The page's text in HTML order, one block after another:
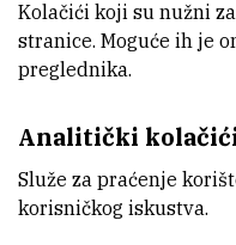
Ocjenski radovi i
Diseminacija -
Kolačići koji su nužni
stranice. Moguće ih je
preglednika.
Analitički
Služe za praćenje
korisničkog iskustva.